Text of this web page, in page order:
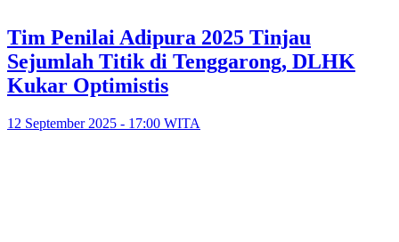
Tim Penilai Adipura 2025 Tinjau
Sejumlah Titik di Tenggarong, DLHK
Kukar Optimistis
12 September 2025 - 17:00 WITA